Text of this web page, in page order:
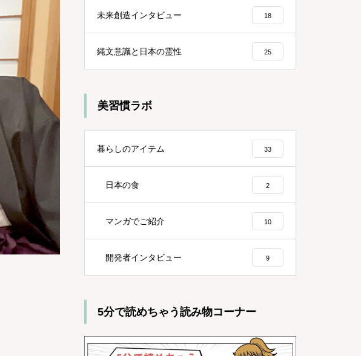
未来創造インタビュー 18
縄文意識と日本の霊性 25
美習慣ラボ
暮らしのアイテム 33
日本の食 2
マンガでご紹介 10
開発者インタビュー 9
5分で読めちゃう読み物コーナー